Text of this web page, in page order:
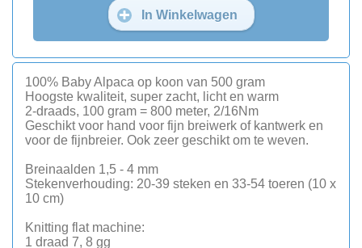
In Winkelwagen
100% Baby Alpaca op koon van 500 gram
Hoogste kwaliteit, super zacht, licht en warm
2-draads, 100 gram = 800 meter, 2/16Nm
Geschikt voor hand voor fijn breiwerk of kantwerk en
voor de fijnbreier. Ook zeer geschikt om te weven.
Breinaalden 1,5 - 4 mm
Stekenverhouding: 20-39 steken en 33-54 toeren (10 x
10 cm)
Knitting flat machine:
1 draad 7, 8 gg